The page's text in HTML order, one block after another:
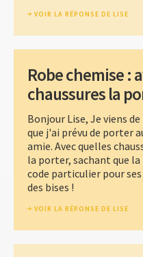
VOIR LA RÉPONSE DE LISE
Robe chemise :
chaussures la
Bonjour Lise, Je viens
que j'ai prévu de porter
amie. Avec quelles
la porter, sachant que
code particulier pour
des bises !
VOIR LA RÉPONSE DE LISE